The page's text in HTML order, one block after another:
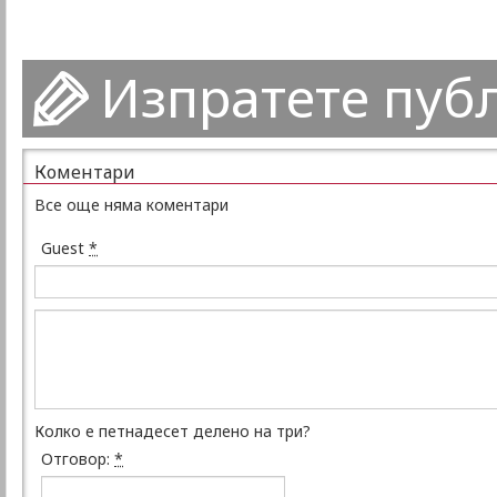
Изпратете
Коментари
Все още няма коментари
Guest *
Колко е петнадесет делено на три?
Отговор: *